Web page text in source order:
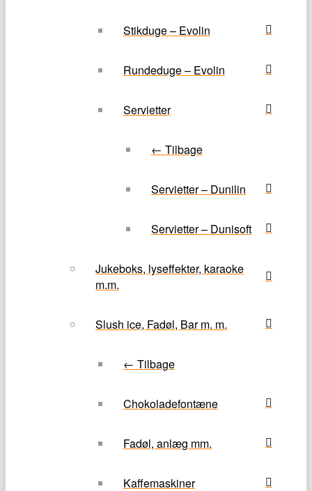
Stikduge – Evolin
Rundeduge – Evolin
Servietter
← Tilbage
Servietter – Dunilin
Servietter – Dunisoft
Jukeboks, lyseffekter, karaoke
m.m.
Slush ice, Fadøl, Bar m. m.
← Tilbage
Chokoladefontæne
Fadøl, anlæg mm.
Kaffemaskiner